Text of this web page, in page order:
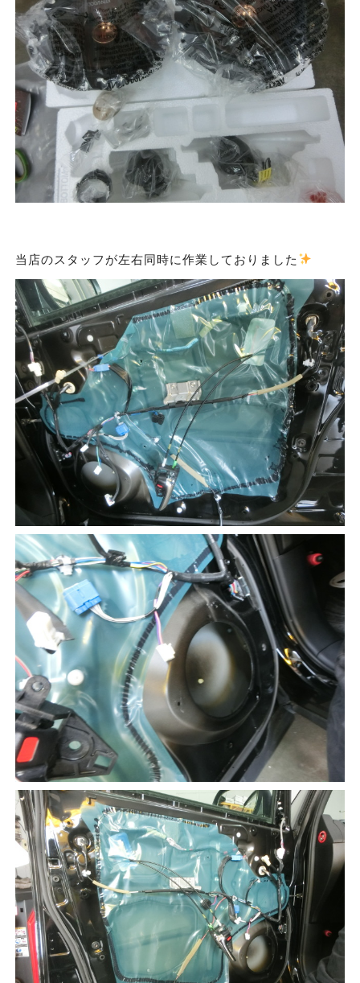
当店のスタッフが左右同時に作業しておりました